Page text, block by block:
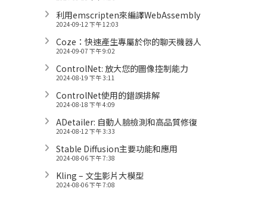
利用emscripten來編譯WebAssembly
2024-09-12 下午 12:03
Coze：快速產生專屬於你的聊天機器人
2024-09-07 下午 9:02
ControlNet: 放大您的圖像控制能力
2024-08-19 下午 3:11
ControlNet使用的錯誤排解
2024-08-18 下午 4:09
ADetailer: 自動人臉檢測和高品質修復
2024-08-12 下午 3:33
Stable Diffusion主要功能和應用
2024-08-06 下午 7:38
Kling – 文生影片大模型
2024-08-06 下午 7:08